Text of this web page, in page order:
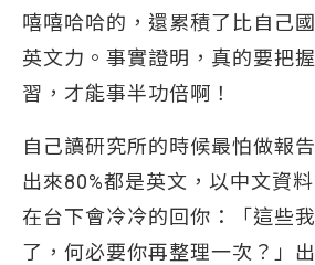
嘻嘻哈哈的，還累積了比自己
英文力。事實證明，真的要把
習，才能事半功倍啊！
自己讀研究所的時候最怕做報
出來80%都是英文，以中文資
在台下會冷冷的回你：「這些
了，何必要你再整理一次？」